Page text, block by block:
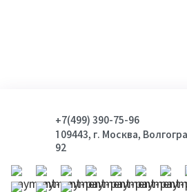
+7(499) 390-75-96
109443, г. Москва,
92